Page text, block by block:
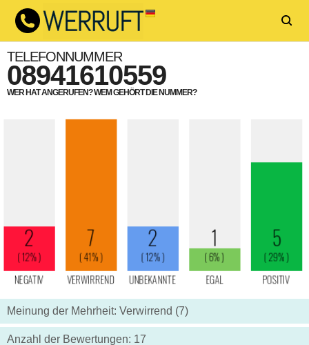
TELEFONNUMMER
08941610559
WER HAT ANGERUFEN? WEM GEHÖRT DIE NUMMER?
Meinung der Mehrheit: Verwirrend (7)
Anzahl der Bewertungen: 17